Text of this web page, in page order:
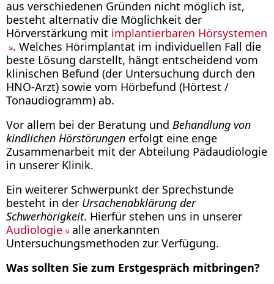
aus verschiedenen Gründen nicht möglich ist,
besteht alternativ die Möglichkeit der
Hörverstärkung mit implantierbaren Hörsystemen
. Welches Hörimplantat im individuellen Fall die
beste Lösung darstellt, hängt entscheidend vom
klinischen Befund (der Untersuchung durch den
HNO-Arzt) sowie vom Hörbefund (Hörtest /
Tonaudiogramm) ab.
Vor allem bei der Beratung und Behandlung von
kindlichen Hörstörungen erfolgt eine enge
Zusammenarbeit mit der Abteilung Pädaudiologie
in unserer Klinik.
Ein weiterer Schwerpunkt der Sprechstunde
besteht in der Ursachenabklärung der
Schwerhörigkeit. Hierfür stehen uns in unserer
Audiologie
alle anerkannten
Untersuchungsmethoden zur Verfügung.
Was sollten Sie zum Erstgespräch mitbringen?